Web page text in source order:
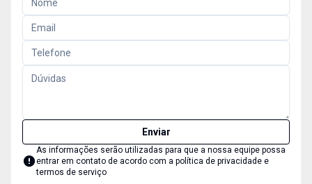
Enviar
As informações serão utilizadas para que a nossa equipe possa
entrar em contato de acordo com a política de privacidade e
termos de serviço